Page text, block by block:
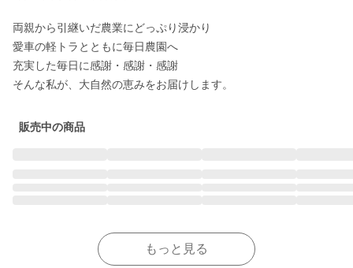
両親から引継いだ農業にどっぷり浸かり
愛車の軽トラとともに毎日農園へ
充実した毎日に感謝・感謝・感謝
販売中の商品
もっと見る